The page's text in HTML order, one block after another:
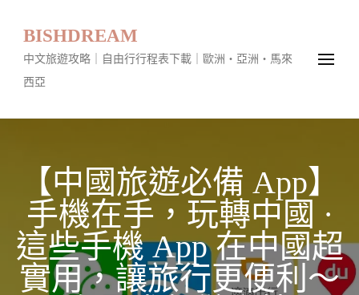
BISHDREAM
中文旅遊攻略｜自由行行程表下載｜歐洲・亞洲・馬來
西亞
【中國旅遊必備 App】
手機在手，玩轉中國 ·
這些手機 App 在中國超
實用，讓旅行更便利～